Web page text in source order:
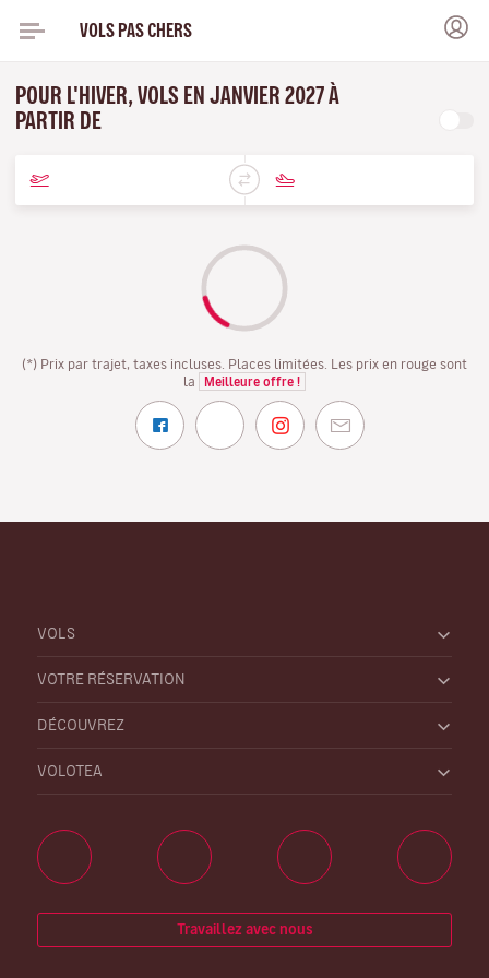
VOLS PAS CHERS
POUR L'HIVER, VOLS EN JANVIER 2027 À
PARTIR DE
(*) Prix par trajet, taxes incluses. Places limitées. Les prix en rouge sont
la
Meilleure offre !
VOLS
VOTRE RÉSERVATION
DÉCOUVREZ
VOLOTEA
Travaillez avec nous